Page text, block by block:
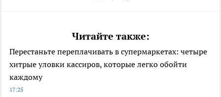
Читайте также:
Перестаньте переплачивать в супермаркетах: четыре
хитрые уловки кассиров, которые легко обойти
каждому
17:25